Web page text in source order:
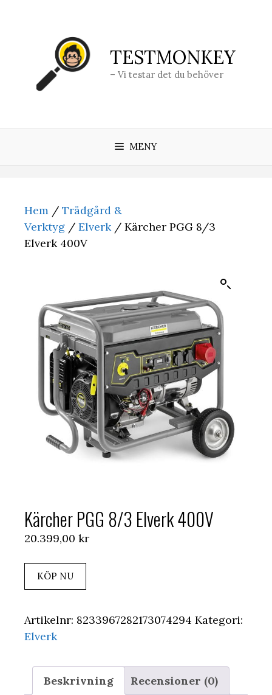
TESTMONKEY
– Vi testar det du behöver
MENY
Hem / Trädgård &
Verktyg / Elverk/ Kärcher PGG 8/3
Elverk 400V
Kärcher PGG 8/3 Elverk 400V
20.399,00 kr
KÖP NU
Artikelnr: 8233967282173074294 Kategori:
Elverk
Beskrivning Recensioner (0)